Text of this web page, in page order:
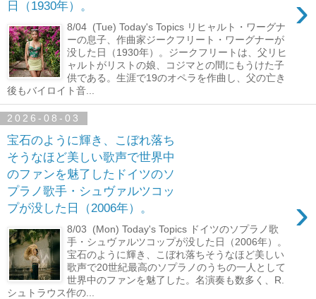
日（1930年）。 ›
8/04 (Tue) Today's Topics リヒャルト・ワーグナ
ーの息子、作曲家ジークフリート・ワーグナーが
没した日（1930年）。ジークフリートは、父リヒ
ャルトがリストの娘、コジマとの間にもうけた子
供である。生涯で19のオペラを作曲し、父の亡き
後もバイロイト音...
2026-08-03
宝石のように輝き、こぼれ落ち
そうなほど美しい歌声で世界中
のファンを魅了したドイツのソ
プラノ歌手・シュヴァルツコッ
プが没した日（2006年）。
›
8/03 (Mon) Today's Topics ドイツのソプラノ歌
手・シュヴァルツコップが没した日（2006年）。
宝石のように輝き、こぼれ落ちそうなほど美しい
歌声で20世紀最高のソプラノのうちの一人として
世界中のファンを魅了した。名演奏も数多く、R.
シュトラウス作の...